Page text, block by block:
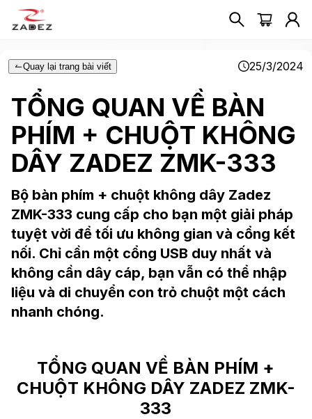
Quay lại trang bài viết 25/3/2024
TỔNG QUAN VỀ BÀN
PHÍM + CHUỘT KHÔNG
DÂY ZADEZ ZMK-333
Bộ bàn phím + chuột không dây Zadez
ZMK-333 cung cấp cho bạn một giải pháp
tuyệt vời để tối ưu không gian và cổng kết
nối. Chỉ cần một cổng USB duy nhất và
không cần dây cáp, bạn vẫn có thể nhập
liệu và di chuyển con trỏ chuột một cách
nhanh chóng.
TỔNG QUAN VỀ BÀN PHÍM +
CHUỘT KHÔNG DÂY ZADEZ ZMK-
333